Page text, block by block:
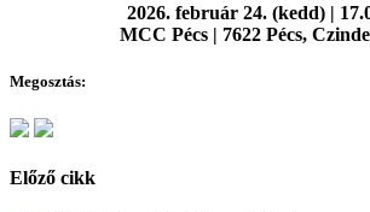
2026. február 24. (kedd) |
MCC Pécs | 7622 Pécs,
Megosztás:
Előző cikk